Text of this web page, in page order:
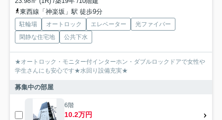
東西線「神楽坂」駅 徒歩9分
駐輪場 オートロック エレベーター
光ファイバー
閑静な住宅地
公共下水
★オートロック・モニター付インターホン・ダブルロックドアで女性や
学生さんにも安心です★水回り設備充実★
募集中の部屋
6階
10.2万円